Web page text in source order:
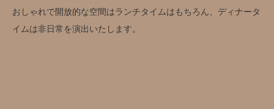
おしゃれで開放的な空間はランチタイムはもちろん、ディナータ
イムは非日常を演出いたします。